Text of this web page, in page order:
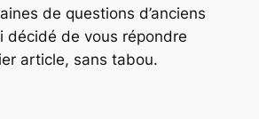
de questions d’anciens
décidé de vous répondre
article, sans tabou.